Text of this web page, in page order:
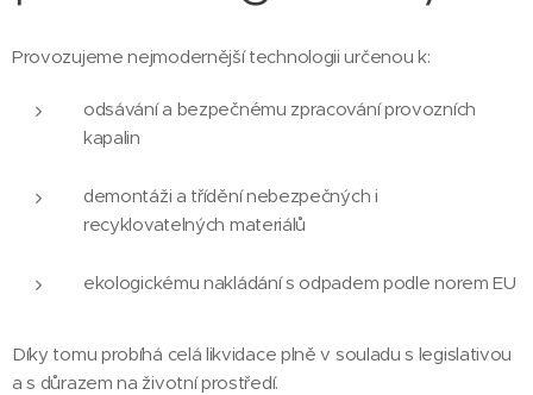
Provozujeme nejmodernější technologii určenou k:
odsávání a bezpečnému zpracování provozních
kapalin
demontáži a třídění nebezpečných i
recyklovatelných materiálů
ekologickému nakládání s odpadem podle norem EU
Díky tomu probíhá celá likvidace plně v souladu s legislativou
a s důrazem na životní prostředí.